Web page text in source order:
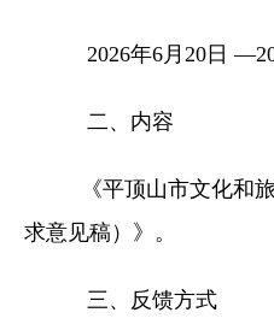
2026年6月20日
二、内容
《平顶山市文化和
求意见稿）》。
三、反馈方式